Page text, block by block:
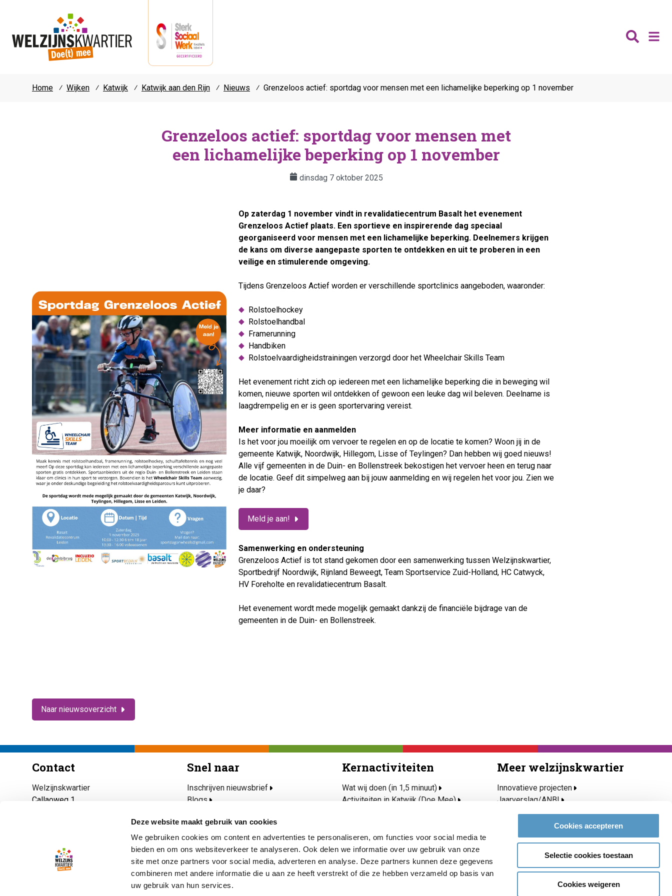
Deze website maakt gebruik van cookies
We gebruiken cookies om content en advertenties te personaliseren, om functies voor social media te
bieden en om ons websiteverkeer te analyseren. Ook delen we informatie over uw gebruik van onze
site met onze partners voor social media, adverteren en analyse. Deze partners kunnen deze gegevens
combineren met andere informatie die u aan ze heeft verstrekt of die ze hebben verzameld op basis van
uw gebruik van hun services.
Cookies accepteren
Selectie cookies toestaan
Cookies weigeren
Home ⁄ Wijken ⁄ Katwijk ⁄ Katwijk aan den Rijn ⁄ Nieuws ⁄ Grenzeloos actief: sportdag voor mensen met een lichamelijke beperking op 1 november
Grenzeloos actief: sportdag voor mensen met
een lichamelijke beperking op 1 november
dinsdag 7 oktober 2025
Op zaterdag 1 november vindt in revalidatiecentrum Basalt het evenement
Grenzeloos Actief plaats. Een sportieve en inspirerende dag speciaal
georganiseerd voor mensen met een lichamelijke beperking. Deelnemers krijgen
de kans om diverse aangepaste sporten te ontdekken en uit te proberen in een
veilige en stimulerende omgeving.
Tijdens Grenzeloos Actief worden er verschillende sportclinics aangeboden, waaronder:
Rolstoelhockey
Rolstoelhandbal
Framerunning
Handbiken
Rolstoelvaardigheidstrainingen verzorgd door het Wheelchair Skills Team
Het evenement richt zich op iedereen met een lichamelijke beperking die in beweging wil
komen, nieuwe sporten wil ontdekken of gewoon een leuke dag wil beleven. Deelname is
laagdrempelig en er is geen sportervaring vereist.
Meer informatie en aanmelden
Is het voor jou moeilijk om vervoer te regelen en op de locatie te komen? Woon jij in de
gemeente Katwijk, Noordwijk, Hillegom, Lisse of Teylingen? Dan hebben wij goed nieuws!
Alle vijf gemeenten in de Duin- en Bollenstreek bekostigen het vervoer heen en terug naar
de locatie. Geef dit simpelweg aan bij jouw aanmelding en wij regelen het voor jou. Zien we
je daar?
Meld je aan!
Samenwerking en ondersteuning
Grenzeloos Actief is tot stand gekomen door een samenwerking tussen Welzijnskwartier,
Sportbedrijf Noordwijk, Rijnland Beweegt, Team Sportservice Zuid-Holland, HC Catwyck,
HV Foreholte en revalidatiecentrum Basalt.
Het evenement wordt mede mogelijk gemaakt dankzij de financiële bijdrage van de
gemeenten in de Duin- en Bollenstreek.
Naar nieuwsoverzicht
Contact
Welzijnskwartier
Callaoweg 1
Snel naar
Inschrijven nieuwsbrief
Blogs
Katwijk Rijd(t) Mee
Open eettafels
Ik heb nu hulp nodig
Kernactiviteiten
Wat wij doen (in 1,5 minuut)
Activiteiten in Katwijk (Doe Mee)
Veilig, kansrijk en gezond opgroeien
Kunst & Cultuur
Meer welzijnskwartier
Innovatieve projecten
Jaarverslag/ANBI
Privacy- en cookieverklaring
Over Welzijnskwartier
Medewerkers